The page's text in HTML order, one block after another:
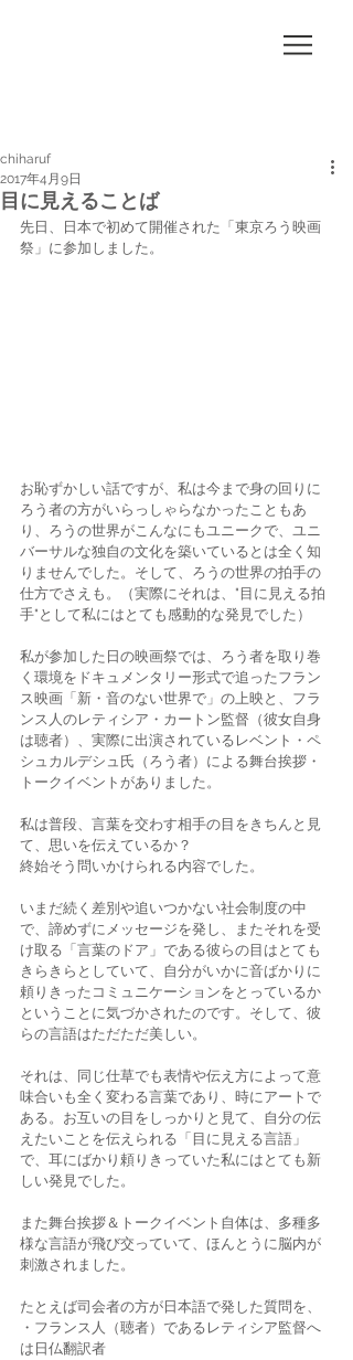
目に見えることば
chiharuf
2017年4月9日
先日、日本で初めて開催された「東京ろう映画
祭」に参加しました。
お恥ずかしい話ですが、私は今まで身の回りに
ろう者の方がいらっしゃらなかったこともあ
り、ろうの世界がこんなにもユニークで、ユニ
バーサルな独自の文化を築いているとは全く知
りませんでした。そして、ろうの世界の拍手の
仕方でさえも。（実際にそれは、"目に見える拍
手"として私にはとても感動的な発見でした）
私が参加した日の映画祭では、ろう者を取り巻
く環境をドキュメンタリー形式で追ったフラン
ス映画「新・音のない世界で」の上映と、フラ
ンス人のレティシア・カートン監督（彼女自身
は聴者）、実際に出演されているレベント・ペ
シュカルデシュ氏（ろう者）による舞台挨拶・
トークイベントがありました。
私は普段、言葉を交わす相手の目をきちんと見
て、思いを伝えているか？
終始そう問いかけられる内容でした。
いまだ続く差別や追いつかない社会制度の中
で、諦めずにメッセージを発し、またそれを受
け取る「言葉のドア」である彼らの目はとても
きらきらとしていて、自分がいかに音ばかりに
頼りきったコミュニケーションをとっているか
ということに気づかされたのです。そして、彼
らの言語はただただ美しい。
それは、同じ仕草でも表情や伝え方によって意
味合いも全く変わる言葉であり、時にアートで
ある。お互いの目をしっかりと見て、自分の伝
えたいことを伝えられる「目に見える言語」
で、耳にばかり頼りきっていた私にはとても新
しい発見でした。
また舞台挨拶＆トークイベント自体は、多種多
様な言語が飛び交っていて、ほんとうに脳内が
刺激されました。
たとえば司会者の方が日本語で発した質問を、
・フランス人（聴者）であるレティシア監督へ
は日仏翻訳者